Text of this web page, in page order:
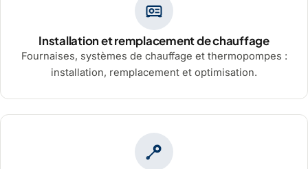
Installation et remplacement de chauffage
Fournaises, systèmes de chauffage et thermopompes :
installation, remplacement et optimisation.